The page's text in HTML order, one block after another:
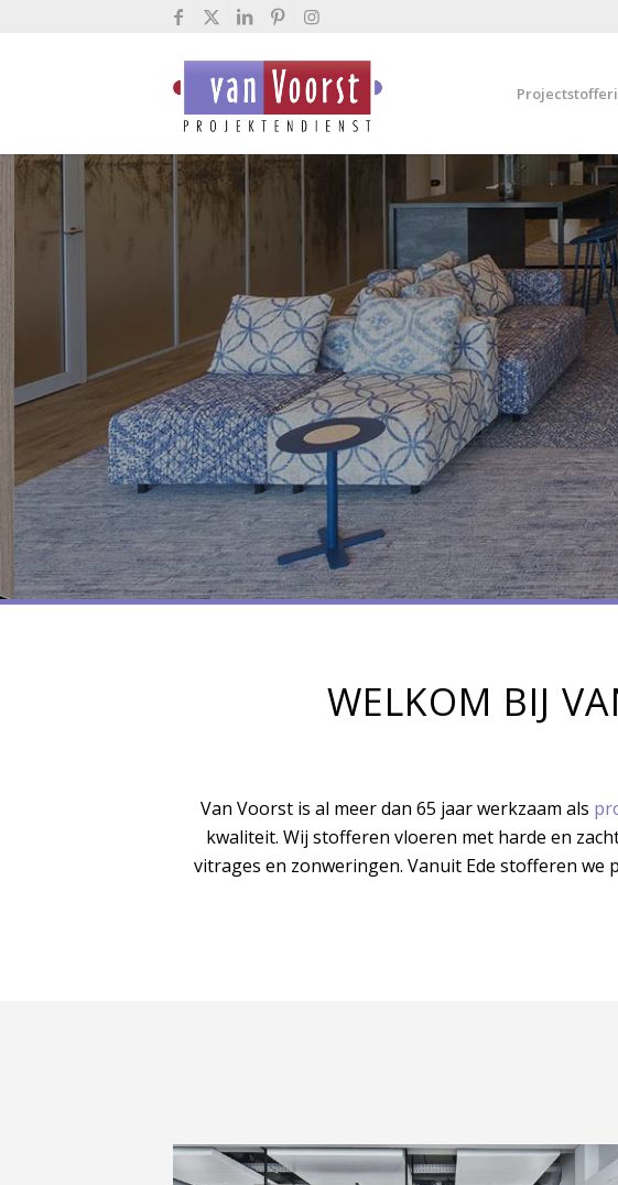
WELKOM BIJ
Van Voorst is al meer dan 65 jaar werkzaam als
kwaliteit. Wij stofferen vloeren met harde en
vitrages en zonweringen. Vanuit Ede stofferen we